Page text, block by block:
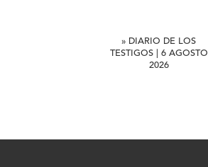
» DIARIO DE LOS
TESTIGOS | 6 AGOSTO
2026